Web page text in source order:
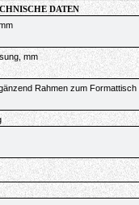
DATEN
mm
Rahmen zum Formattisch